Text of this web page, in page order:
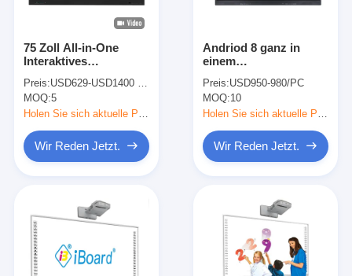
75 Zoll All-in-One
Interaktives
Boards für Schulbüro
Konferenz
Preis:USD629-USD1400 per piece
MOQ:5
Wir Reden Jetzt.
Andriod 8 ganz in
einem
ausgeglichenen Glas
Whiteboard 4mm
Preis:USD950-980/PC
MOQ:10
Wir Reden Jetzt.